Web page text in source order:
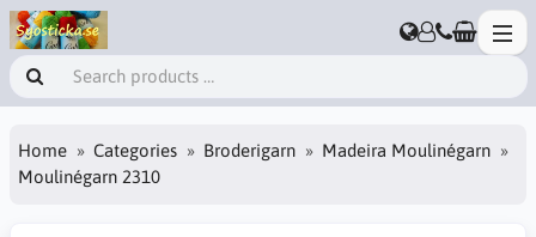
Home Categories Broderigarn
Madeira Moulinégarn
Moulinégarn 2310